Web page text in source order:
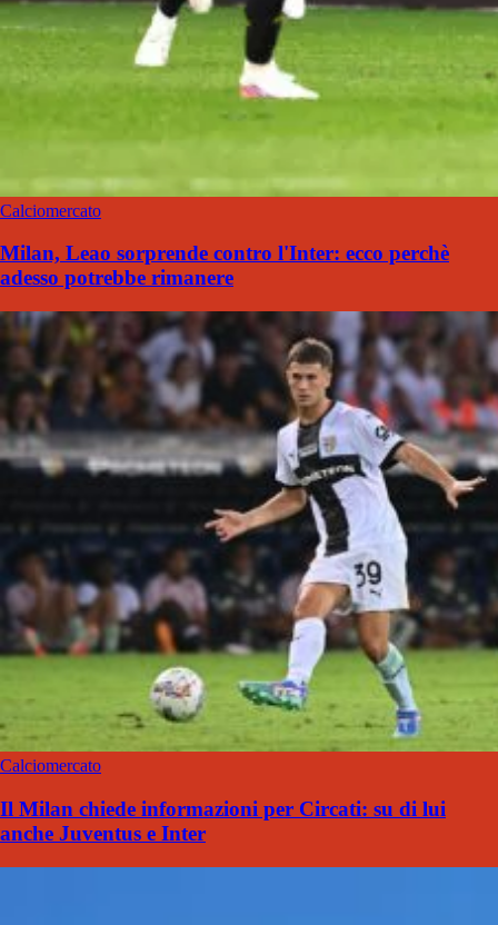
Calciomercato
Milan, Leao sorprende contro l'Inter: ecco perchè
adesso potrebbe rimanere
Calciomercato
Il Milan chiede informazioni per Circati: su di lui
anche Juventus e Inter